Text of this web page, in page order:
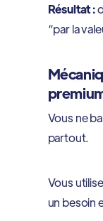
Résultat :
“par la
Vous ne
partout.
Vous
un besoin